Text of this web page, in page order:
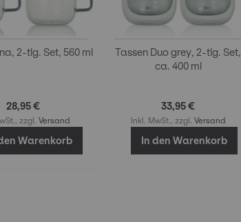
2-tlg. Set, 560 ml
28,95 €
zzgl.Versand
Warenkorb
Tassen Duo grey, 2-tlg. Set,
ca. 400 ml
33,95 €
Inkl. MwSt., zzgl. Versand
In den Warenkorb